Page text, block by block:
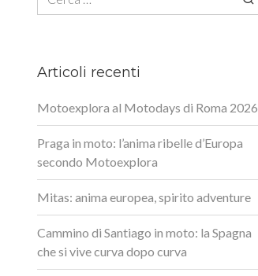
Articoli recenti
Motoexplora al Motodays di Roma 2026
Praga in moto: l’anima ribelle d’Europa
secondo Motoexplora
Mitas: anima europea, spirito adventure
Cammino di Santiago in moto: la Spagna
che si vive curva dopo curva